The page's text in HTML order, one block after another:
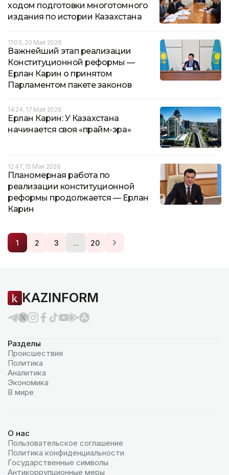
ходом подготовки многотомного
издания по истории Казахстана
11:03, 20 Мая 2026
Важнейший этап реализации
Конституционной реформы —
Ерлан Карин о принятом
Парламентом пакете законов
14:24, 17 Мая 2026
Ерлан Карин: У Казахстана
начинается своя «прайм-эра»
12:47, 15 Мая 2026
Планомерная работа по
реализации конституционной
реформы продолжается — Ерлан
Карин
1 2 3 … 20
KAZINFORM
Разделы
Происшествия
Политика
Аналитика
Экономика
В мире
О нас
Пользовательское соглашение
Политика конфиденциальности
Государственные символы
Антикоррупционные меры